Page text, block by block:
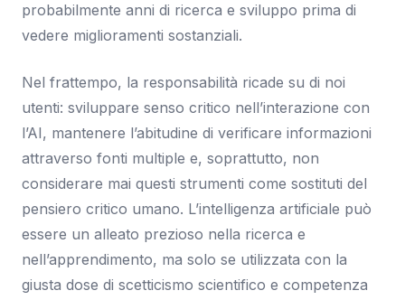
probabilmente anni di ricerca e sviluppo prima di
vedere miglioramenti sostanziali.
Nel frattempo, la responsabilità ricade su di noi
utenti: sviluppare senso critico nell’interazione con
l’AI, mantenere l’abitudine di verificare informazioni
attraverso fonti multiple e, soprattutto, non
considerare mai questi strumenti come sostituti del
pensiero critico umano. L’intelligenza artificiale può
essere un alleato prezioso nella ricerca e
nell’apprendimento, ma solo se utilizzata con la
giusta dose di scetticismo scientifico e competenza